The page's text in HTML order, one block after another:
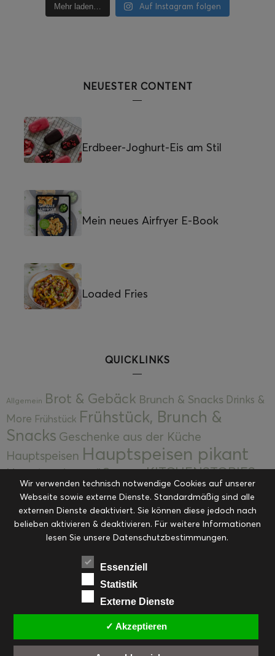
Mehr laden… Auf Instagram folgen
NEUESTER CONTENT
Erdbeer-Joghurt-Eis am Stil
Mein neues Airfryer E-Book
Loaded Fries
QUICKLINKS
Allgemein Brot & Gebäck Brunch & Snacks Drinks &
More Frühstück Frühstück, Brunch &
Snacks Geschenke aus der Küche
Hauptspeisen Hauptspeisen pikant
Hauptspeisen süßKekseKITCHENSTORIES
Kuchen, Torten & Desserts Kuchen und
Desserts Kulinarik Kulinarische Mitbringsel &
Eingemachtes Ohne Kategorie Ostern Resteküche
RezepteSaisonalSliderStartseite
Suppen, Salate & Vorspeisen
Vorspeisen, Salate & Suppen
Weihnachten Workshops & Events
Wir verwenden technisch notwendige Cookies auf unserer
Webseite sowie externe Dienste. Standardmäßig sind alle
externen Dienste deaktiviert. Sie können diese jedoch nach
belieben aktivieren & deaktivieren. Für weitere Informationen
lesen Sie unsere Datenschutzbestimmungen.
Essenziell
Statistik
Externe Dienste
✓ Akzeptieren